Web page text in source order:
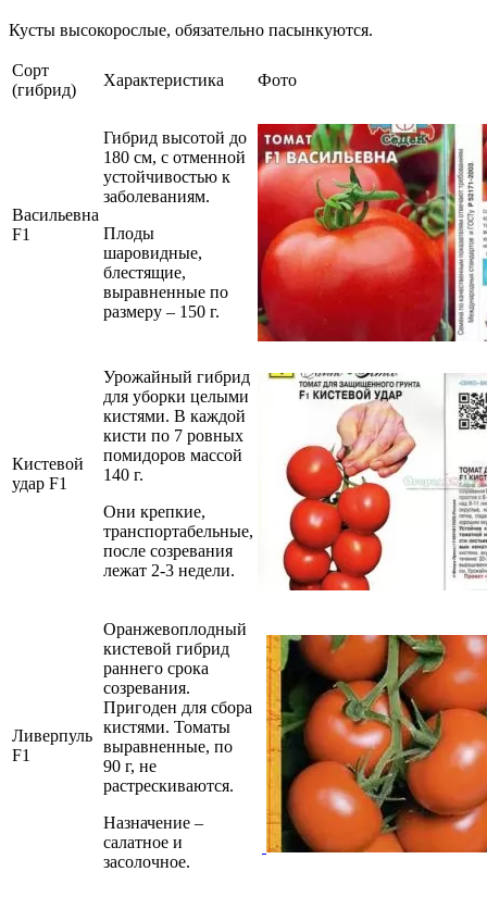
Кусты высокорослые, обязательно пасынкуются.
Сорт
(гибрид)
Характеристика Фото
Васильевна
F1
Гибрид высотой до
180 см, с отменной
устойчивостью к
заболеваниям.
Плоды
шаровидные,
блестящие,
выравненные по
размеру – 150 г.
Кистевой
удар F1
Урожайный гибрид
для уборки целыми
кистями. В каждой
кисти по 7 ровных
помидоров массой
140 г.
Они крепкие,
транспортабельные,
после созревания
лежат 2-3 недели.
Ливерпуль
F1
Оранжевоплодный
кистевой гибрид
раннего срока
созревания.
Пригоден для сбора
кистями. Томаты
выравненные, по
90 г, не
растрескиваются.
Назначение –
салатное и
засолочное.